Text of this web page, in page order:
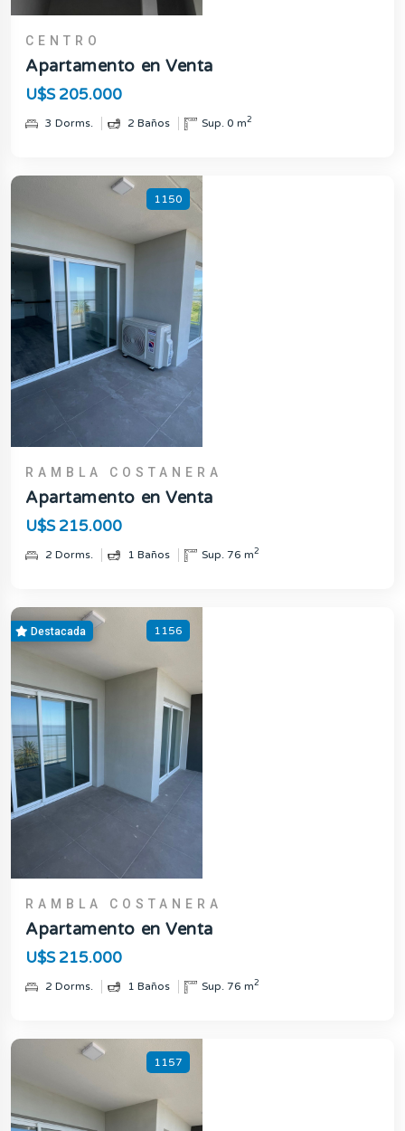
CENTRO
Apartamento en Venta
U$S 205.000
3 Dorms. 2 Baños Sup. 0 m2
1150
RAMBLA COSTANERA
Apartamento en Venta
U$S 215.000
2 Dorms. 1 Baños Sup. 76 m2
Destacada 1156
RAMBLA COSTANERA
Apartamento en Venta
U$S 215.000
2 Dorms. 1 Baños Sup. 76 m2
1157